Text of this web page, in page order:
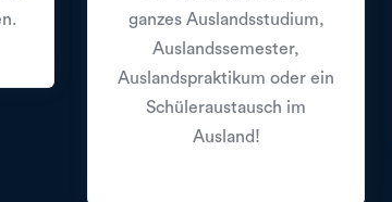
ganzes Auslandsstudium,
Auslandssemester,
Auslandspraktikum oder ein
Schüleraustausch im
Ausland!